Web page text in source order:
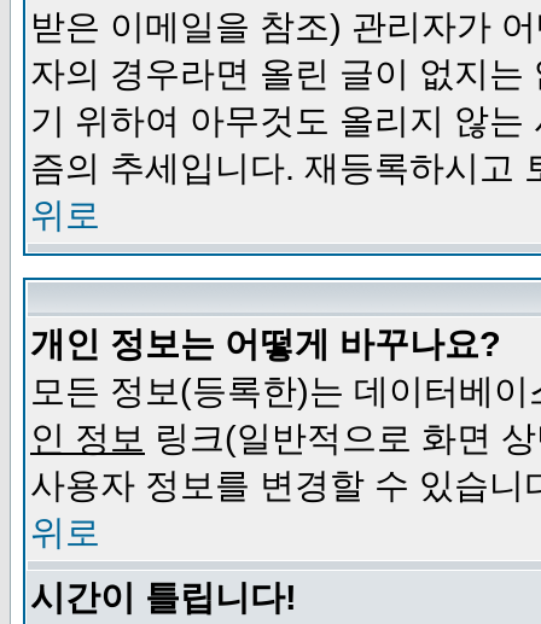
받은 이메일을 참조) 관리자가
자의 경우라면 올린 글이 없지
기 위하여 아무것도 올리지 않
즘의 추세입니다. 재등록하시고
위로
개인 정보는 어떻게 바꾸나요?
모든 정보(등록한)는 데이터베
인 정보 링크(일반적으로 화면
사용자 정보를 변경할 수 있습니
위로
시간이 틀립니다!